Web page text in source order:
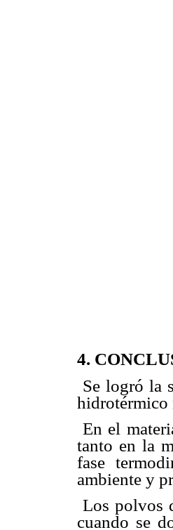
4.
 Se logró
hidrotérmico
 En el
tanto en la
fase
ambiente y
 Los
cuando se